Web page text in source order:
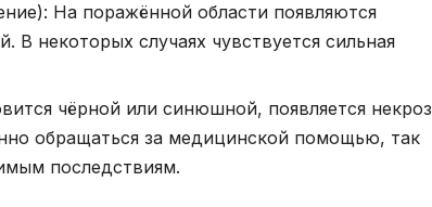
На поражённой области появляются
некоторых случаях чувствуется сильная
чёрной или синюшной, появляется некроз
обращаться за медицинской помощью, так
последствиям.